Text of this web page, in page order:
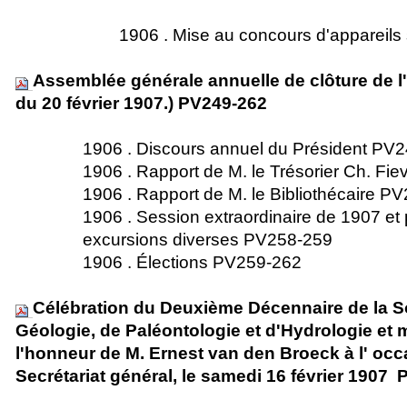
1906 . Mise au concours
Assemblée générale annuelle de clôture de
du 20 février 1907.) PV249-262
1906 . Discours annuel du Président
1906 . Rapport de M. le Trésorier Ch.
1906 . Rapport de M. le Bibliothécaire
1906 . Session extraordinaire de 1907 et
excursions diverses PV258-259
1906 . Élections PV259-262
Célébration du Deuxième Décennaire de la
Géologie, de Paléontologie et d'Hydrologie et
l'honneur de M. Ernest van den Broeck à l'
Secrétariat général, le samedi 16 février 1907